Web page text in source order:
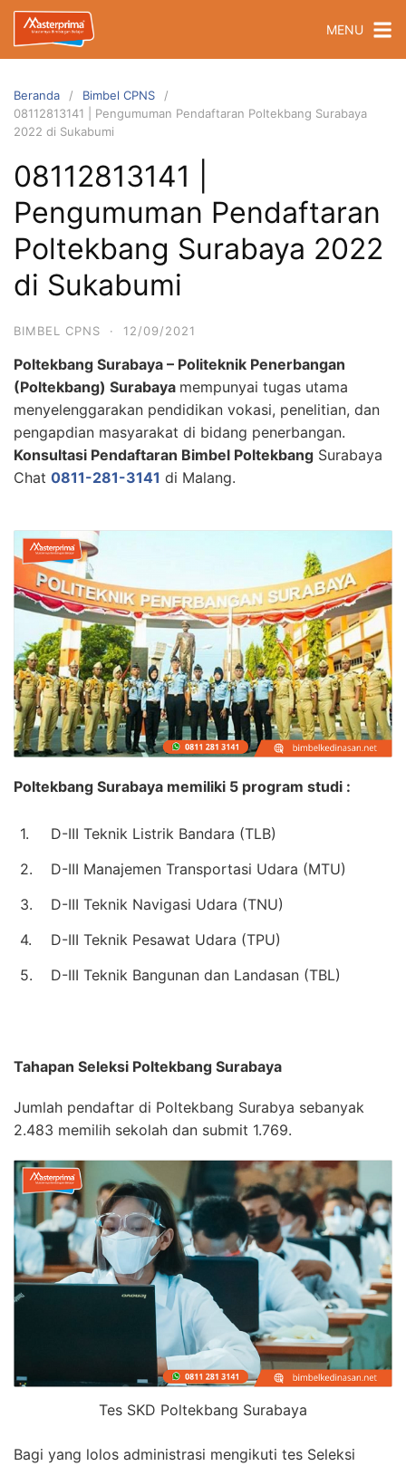
Langsung
konten
MENU
Beranda
Bimbel CPNS
08112813141 | Pengumuman Pendaftaran Poltekbang Surabaya
2022 di Sukabumi
08112813141 |
Pengumuman Pendaftaran
Poltekbang Surabaya 2022
di Sukabumi
BIMBEL CPNS · 12/09/2021
Poltekbang Surabaya – Politeknik Penerbangan
(Poltekbang) Surabaya mempunyai tugas utama
menyelenggarakan pendidikan vokasi, penelitian, dan
pengapdian masyarakat di bidang penerbangan.
Konsultasi Pendaftaran Bimbel Poltekbang Surabaya
Chat 0811-281-3141 di Malang.
Poltekbang Surabaya memiliki 5 program studi :
1.
D-III Teknik Listrik Bandara (TLB)
2.
D-III Manajemen Transportasi Udara (MTU)
3.
D-III Teknik Navigasi Udara (TNU)
4.
D-III Teknik Pesawat Udara (TPU)
5.
D-III Teknik Bangunan dan Landasan (TBL)
Tahapan Seleksi Poltekbang Surabaya
Jumlah pendaftar di Poltekbang Surabya sebanyak
2.483 memilih sekolah dan submit 1.769.
Tes SKD Poltekbang Surabaya
Bagi yang lolos administrasi mengikuti tes Seleksi